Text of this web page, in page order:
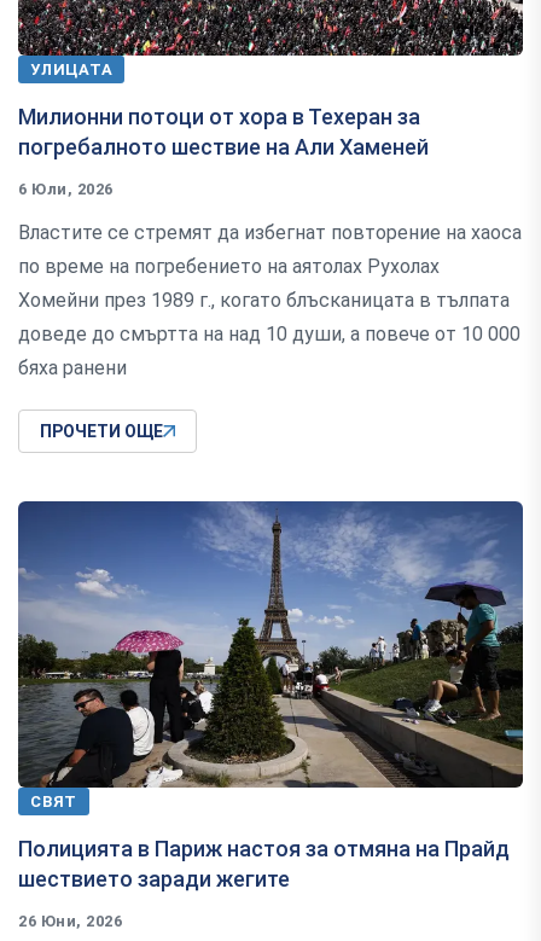
УЛИЦАТА
Милионни потоци от хора в Техеран за
погребалното шествие на Али Хаменей
6 Юли, 2026
Властите се стремят да избегнат повторение на хаоса
по време на погребението на аятолах Рухолах
Хомейни през 1989 г., когато блъсканицата в тълпата
доведе до смъртта на над 10 души, а повече от 10 000
бяха ранени
ПРОЧЕТИ ОЩЕ
СВЯТ
Полицията в Париж настоя за отмяна на Прайд
шествието заради жегите
26 Юни, 2026